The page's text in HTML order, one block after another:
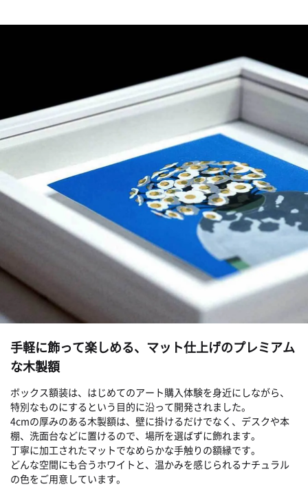
手軽に飾って楽しめる、マット仕上げのプレミアム
な木製額
ボックス額装は、はじめてのアート購入体験を身近にしながら、
特別なものにするという目的に沿って開発されました。
4cmの厚みのある木製額は、壁に掛けるだけでなく、デスクや本
棚、洗面台などに置けるので、場所を選ばずに飾れます。
丁寧に加工されたマットでなめらかな手触りの額縁です。
どんな空間にも合うホワイトと、温かみを感じられるナチュラル
の色をご用意しています。